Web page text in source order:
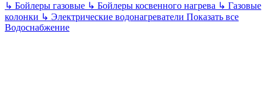
↳ Бойлеры газовые ↳ Бойлеры косвенного нагрева ↳ Газовые
колонки ↳ Электрические водонагреватели Показать все
Водоснабжение